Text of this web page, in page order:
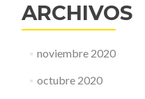
ARCHIVOS
noviembre 2020
octubre 2020